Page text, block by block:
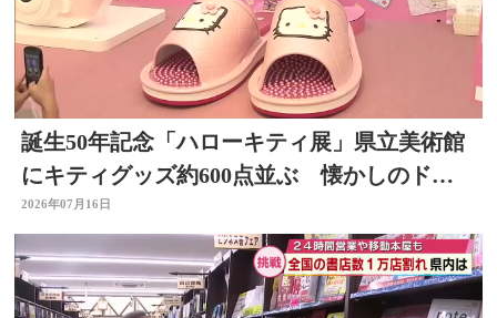
誕生50年記念「ハローキティ展」県立美術館
にキティグッズ約600点並ぶ 懐かしのドラ
イヤーなど 大分
2026年07月16日